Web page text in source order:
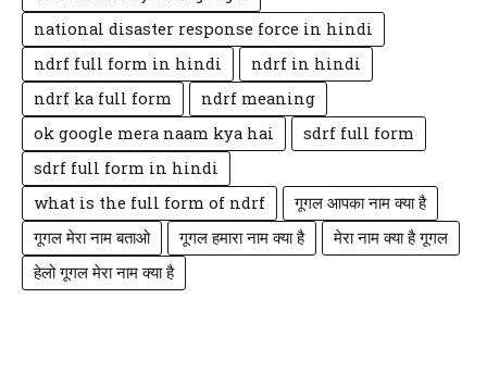
national disaster response force in hindi
ndrf full form in hindi
ndrf in hindi
ndrf ka full form
ndrf meaning
ok google mera naam kya hai
sdrf full form
sdrf full form in hindi
what is the full form of ndrf
गूगल आपका नाम क्या है
गूगल मेरा नाम बताओ
गूगल हमारा नाम क्या है
मेरा नाम क्या है गूगल
हेलो गूगल मेरा नाम क्या है